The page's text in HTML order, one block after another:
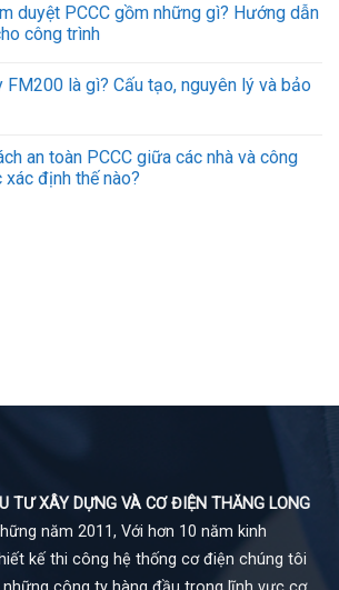
duyệt PCCC gồm những gì? Hướng dẫn
công trình
FM200 là gì? Cấu tạo, nguyên lý và bảo
an toàn PCCC giữa các nhà và công
định thế nào?
TƯ XÂY DỰNG VÀ CƠ ĐIỆN THĂNG LONG
năm 2011, Với hơn 10 năm kinh
kế thi công hệ thống cơ điện chúng tôi